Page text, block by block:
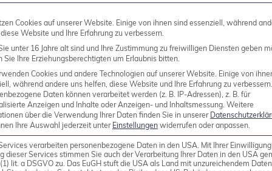
Backup-Lösungen.
benötigt. Für eine verbesserte Leistung
Arbeitsspeicher und 100 GB Festplattenspeicher,
Installation von Veeam Backup &
Cookies auf unserer Website. Einige von ihnen sind essenziell, während
Website und Ihre Erfahrung zu verbessern.
unter 16 Jahre alt sind und Ihre Zustimmung zu freiwilligen Diensten geben
Sie Ihre Erziehungsberechtigten um Erlaubnis bitten.
Cookies und andere Technologien auf unserer Website. Einige von
während andere uns helfen, diese Website und Ihre Erfahrung zu verbessern.
Daten können verarbeitet werden (z. B. IP-Adressen), z. B. für
Anzeigen und Inhalte oder Anzeigen- und Inhaltsmessung. Weitere
über die Verwendung Ihrer Daten finden Sie in unserer
Ihre Auswahl jederzeit unter Einstellungen widerrufen oder anpassen.
verarbeiten personenbezogene Daten in den USA. Mit Ihrer
dieser Services stimmen Sie auch der Verarbeitung Ihrer Daten in den USA
lit. a DSGVO zu. Das EuGH stuft die USA als Land mit unzureichendem